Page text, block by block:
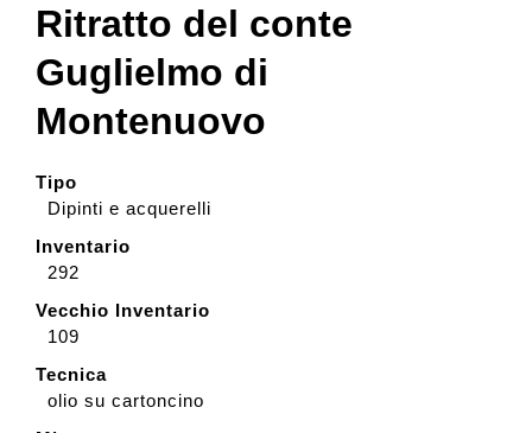
Dona
Cerca
English
Ritratto del conte
Guglielmo di
Montenuovo
Tipo
Dipinti e acquerelli
Inventario
292
Vecchio Inventario
109
Tecnica
olio su cartoncino